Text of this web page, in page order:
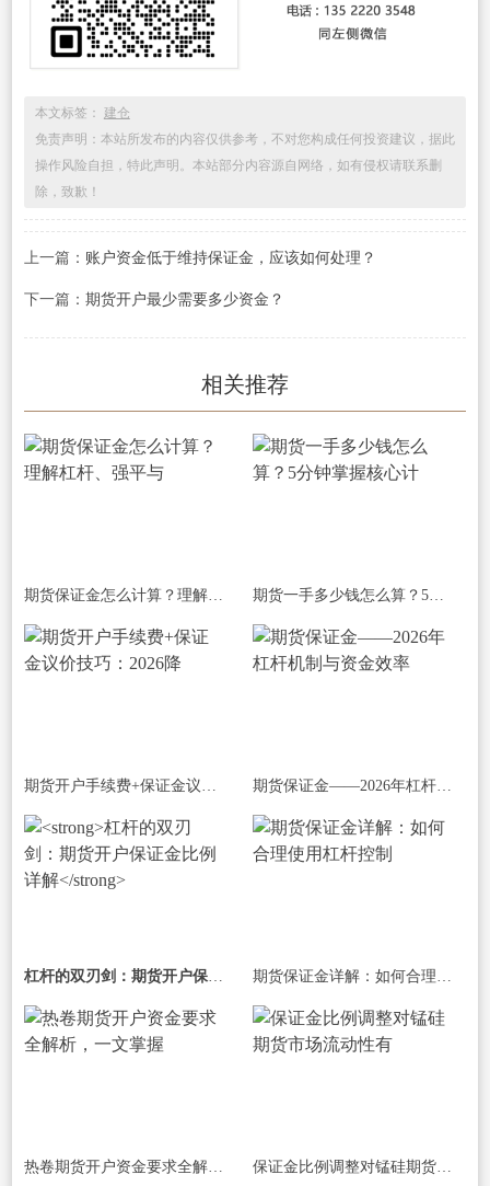
本文标签： 建仓
免责声明：本站所发布的内容仅供参考，不对您构成任何投资建议，据此
操作风险自担，特此声明。本站部分内容源自网络，如有侵权请联系删
除，致歉！
上一篇： 账户资金低于维持保证金，应该如何处理？
下一篇： 期货开户最少需要多少资金？
相关推荐
期货保证金怎么计算？理解杠杆、强平与 期货一手多少钱怎么算？5分钟掌握核心计
期货开户手续费+保证金议价技巧：2026降 期货保证金——2026年杠杆机制与资金效率
杠杆的双刃剑：期货开户保证金比例详解 期货保证金详解：如何合理使用杠杆控制
热卷期货开户资金要求全解析，一文掌握 保证金比例调整对锰硅期货市场流动性有